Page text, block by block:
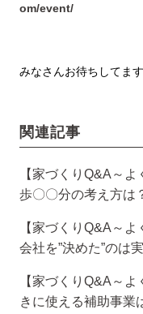
om/event/
みなさんお待ちしてます
関連記事
【家づくりQ&A～
歩〇〇分の考え方は
【家づくりQ&A～
会社を”決めた”のは
【家づくりQ&A～
きに使える補助事業